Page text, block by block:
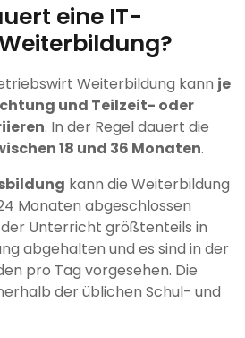
eine IT-
Weiterbildung kann je
und Teilzeit- oder
. In der Regel dauert die
18 und 36 Monaten.
kann die Weiterbildung
Monaten abgeschlossen
Unterricht größtenteils in
abgehalten und es sind in der
pro Tag vorgesehen. Die
der üblichen Schul- und